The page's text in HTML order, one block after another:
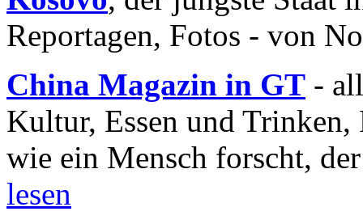
Reportagen, Fotos - von
China Magazin in GT -
Kultur, Essen und
wie ein Mensch forscht,
lesen